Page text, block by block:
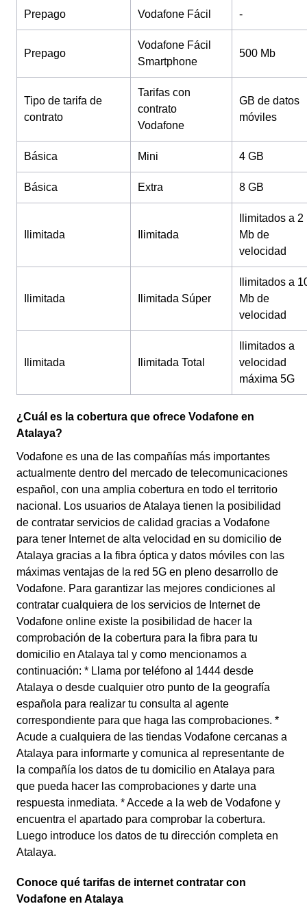
Prepago Vodafone Fácil -
Prepago
Vodafone Fácil
Smartphone
500 Mb
Tipo de tarifa de
contrato
Tarifas con
contrato
Vodafone
GB de datos
móviles
Básica Mini 4 GB
Básica Extra 8 GB
Ilimitada Ilimitada
Ilimitados a 2
Mb de
velocidad
Ilimitada Ilimitada Súper
Ilimitados a
Mb de
velocidad
Ilimitada Ilimitada Total
Ilimitados a
velocidad
máxima 5G
¿Cuál es la cobertura que ofrece Vodafone en
Atalaya?
Vodafone es una de las compañías más importantes
actualmente dentro del mercado de telecomunicaciones
español, con una amplia cobertura en todo el territorio
nacional. Los usuarios de Atalaya tienen la posibilidad
de contratar servicios de calidad gracias a Vodafone
para tener Internet de alta velocidad en su domicilio de
Atalaya gracias a la fibra óptica y datos móviles con las
máximas ventajas de la red 5G en pleno desarrollo de
Vodafone. Para garantizar las mejores condiciones al
contratar cualquiera de los servicios de Internet de
Vodafone online existe la posibilidad de hacer la
comprobación de la cobertura para la fibra para tu
domicilio en Atalaya tal y como mencionamos a
continuación: * Llama por teléfono al 1444 desde
Atalaya o desde cualquier otro punto de la geografía
española para realizar tu consulta al agente
correspondiente para que haga las comprobaciones. *
Acude a cualquiera de las tiendas Vodafone cercanas a
Atalaya para informarte y comunica al representante de
la compañía los datos de tu domicilio en Atalaya para
que pueda hacer las comprobaciones y darte una
respuesta inmediata. * Accede a la web de Vodafone y
encuentra el apartado para comprobar la cobertura.
Luego introduce los datos de tu dirección completa en
Atalaya.
Conoce qué tarifas de internet contratar con
Vodafone en Atalaya